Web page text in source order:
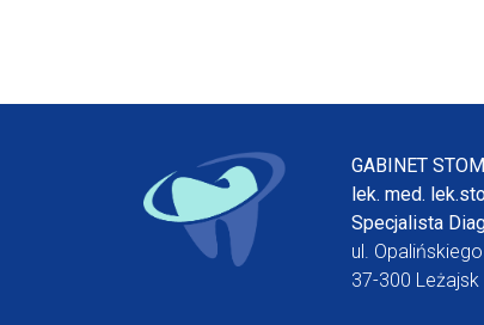
GABINET
lek. med.
Specjalista
ul.
37-300 Leżajsk